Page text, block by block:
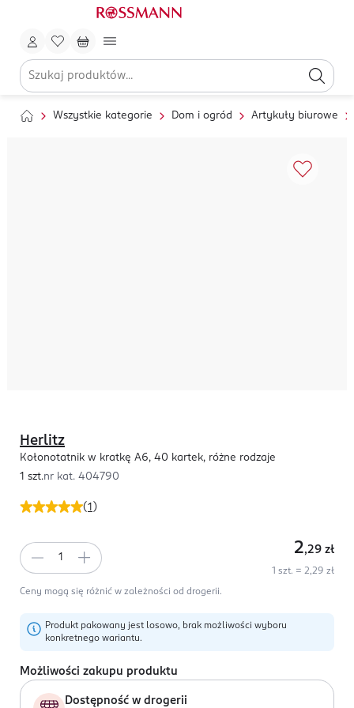
Wszystkie kategorie Dom i ogród Artykuły biurowe
(1 )
Herlitz
Kołonotatnik w kratkę A6, 40 kartek, różne rodzaje
1 szt.nr kat. 404790
2,29 zł
1 szt. = 2,29 zł
Ceny mogą się różnić w zależności od drogerii.
Produkt pakowany jest losowo, brak możliwości wyboru
konkretnego wariantu.
Możliwości zakupu produktu
Dostępność w drogerii